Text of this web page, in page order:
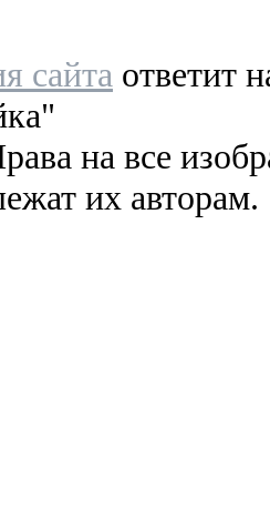
сайта ответит
на все
их авторам.